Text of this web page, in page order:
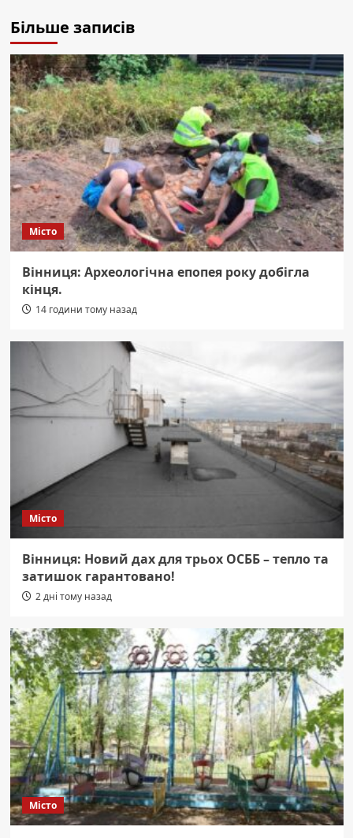
Більше записів
Місто
Вінниця: Археологічна епопея року добігла
кінця.
14 години тому назад
Місто
Вінниця: Новий дах для трьох ОСББ – тепло та
затишок гарантовано!
2 дні тому назад
Місто